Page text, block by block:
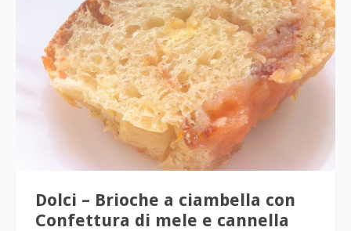
Dolci – Brioche a ciambella con
Confettura di mele e cannella